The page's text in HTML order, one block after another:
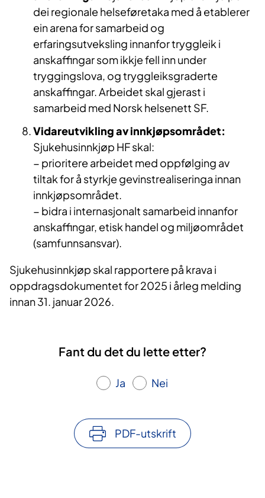
dei regionale helseføretaka med å etablerer
ein arena for samarbeid og
erfaringsutveksling innanfor tryggleik i
anskaffingar som ikkje fell inn under
tryggingslova, og tryggleiksgraderte
anskaffingar. Arbeidet skal gjerast i
samarbeid med Norsk helsenett SF.
Vidareutvikling av innkjøpsområdet:
Sjukehusinnkjøp HF skal:
− prioritere arbeidet med oppfølging av
tiltak for å styrkje gevinstrealiseringa innan
innkjøpsområdet.
− bidra i internasjonalt samarbeid innanfor
anskaffingar, etisk handel og miljøområdet
(samfunnsansvar).
Sjukehusinnkjøp skal rapportere på krava i
oppdragsdokumentet for 2025 i årleg melding
innan 31. januar 2026.
Fant du det du lette etter?
Ja Nei
PDF-utskrift